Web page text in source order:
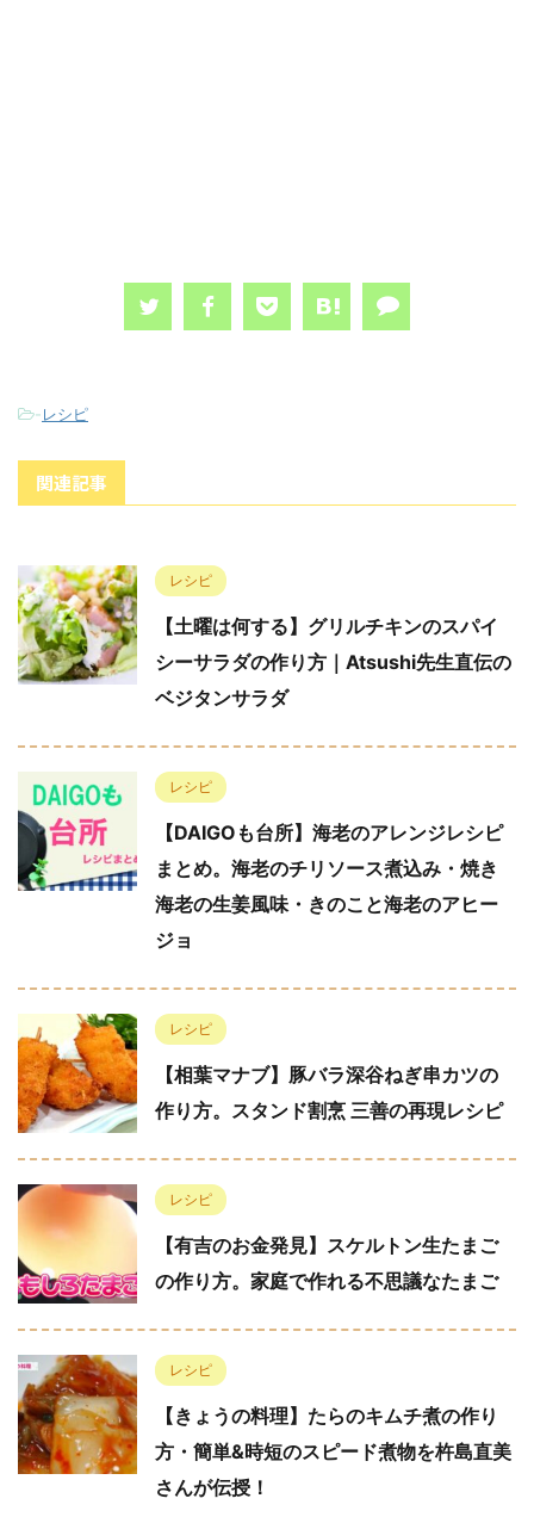
-レシピ
関連記事
レシピ
【土曜は何する】グリルチキンのスパイ
シーサラダの作り方｜Atsushi先生直伝の
ベジタンサラダ
レシピ
【DAIGOも台所】海老のアレンジレシピ
まとめ。海老のチリソース煮込み・焼き
海老の生姜風味・きのこと海老のアヒー
ジョ
レシピ
【相葉マナブ】豚バラ深谷ねぎ串カツの
作り方。スタンド割烹 三善の再現レシピ
レシピ
【有吉のお金発見】スケルトン生たまご
の作り方。家庭で作れる不思議なたまご
レシピ
【きょうの料理】たらのキムチ煮の作り
方・簡単&時短のスピード煮物を杵島直美
さんが伝授！